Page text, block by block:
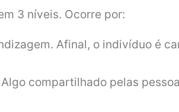
3 níveis. Ocorre por:
Afinal, o indivíduo é
compartilhado pelas